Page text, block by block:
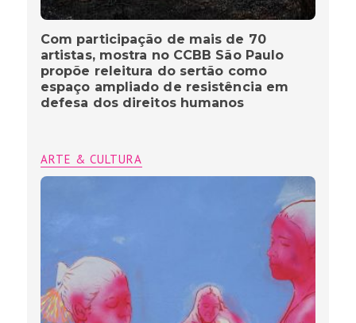
Com participação de mais de 70
artistas, mostra no CCBB São Paulo
propõe releitura do sertão como
espaço ampliado de resistência em
defesa dos direitos humanos
ARTE & CULTURA